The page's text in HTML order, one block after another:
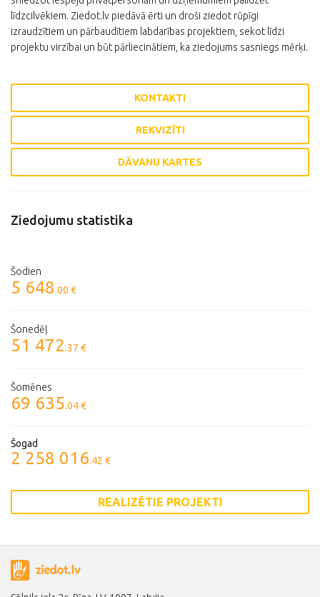
līdzcilvēkiem. Ziedot.lv piedāvā ērti un droši ziedot rūpīgi
izraudzītiem un pārbaudītiem labdarības projektiem, sekot līdzi
projektu virzībai un būt pārliecinātiem, ka ziedojums sasniegs mērķi.
KONTAKTI
REKVIZĪTI
DĀVANU KARTES
Ziedojumu statistika
Šodien
5 648.00 €
Šonedēļ
51 472.37 €
Šomēnes
69 635.04 €
Šogad
2 258 016.42 €
REALIZĒTIE PROJEKTI